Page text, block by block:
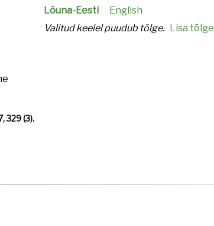
Lõuna-Eesti
English
Valitud keelel puudub tõlge. Lisa tõlge
329 (3).